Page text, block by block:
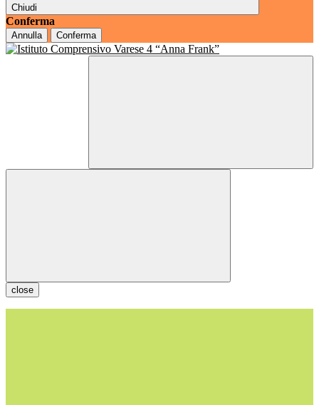
Chiudi
Conferma
Annulla Conferma
close